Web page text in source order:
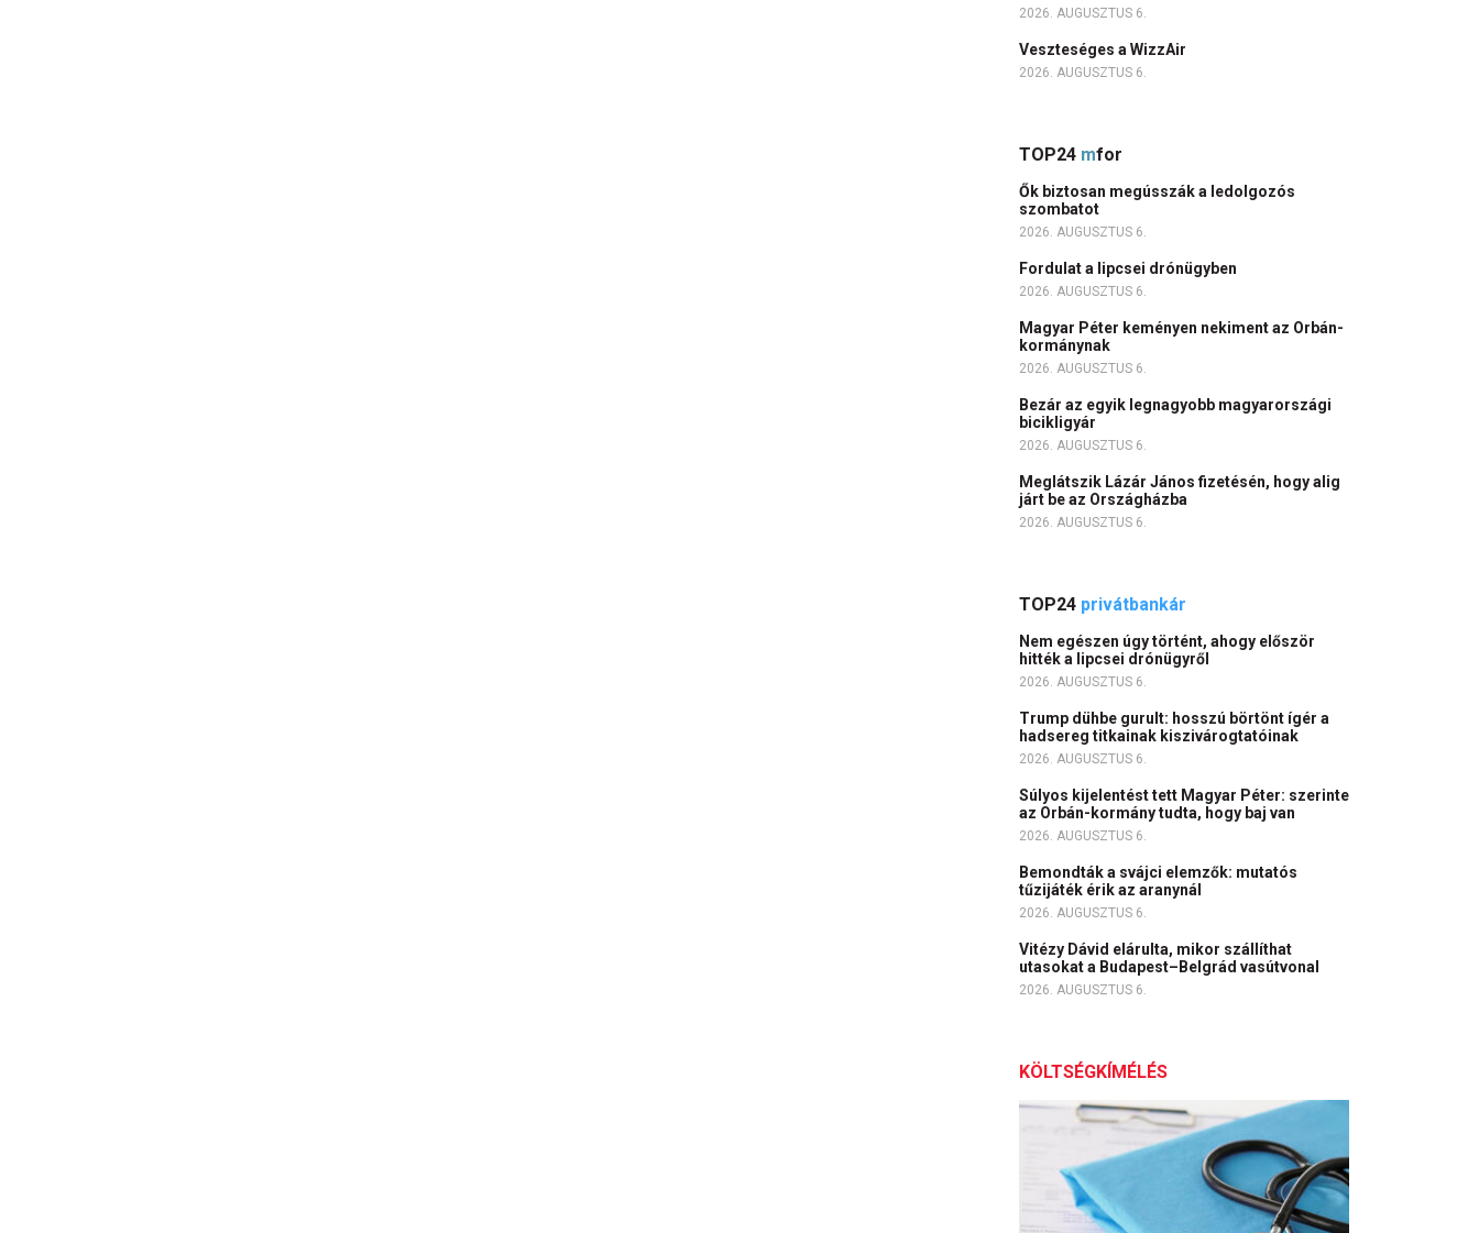
2026. AUGUSZTUS 6.
Veszteséges a WizzAir
2026. AUGUSZTUS 6.
TOP24 mfor
Ők biztosan megússzák a ledolgozós
szombatot
2026. AUGUSZTUS 6.
Fordulat a lipcsei drónügyben
2026. AUGUSZTUS 6.
Magyar Péter keményen nekiment az Orbán-
kormánynak
2026. AUGUSZTUS 6.
Bezár az egyik legnagyobb magyarországi
bicikligyár
2026. AUGUSZTUS 6.
Meglátszik Lázár János fizetésén, hogy alig
járt be az Országházba
2026. AUGUSZTUS 6.
TOP24 privátbankár
Nem egészen úgy történt, ahogy először
hitték a lipcsei drónügyről
2026. AUGUSZTUS 6.
Trump dühbe gurult: hosszú börtönt ígér a
hadsereg titkainak kiszivárogtatóinak
2026. AUGUSZTUS 6.
Súlyos kijelentést tett Magyar Péter: szerinte
az Orbán-kormány tudta, hogy baj van
2026. AUGUSZTUS 6.
Bemondták a svájci elemzők: mutatós
tűzijáték érik az aranynál
2026. AUGUSZTUS 6.
Vitézy Dávid elárulta, mikor szállíthat
utasokat a Budapest–Belgrád vasútvonal
2026. AUGUSZTUS 6.
KÖLTSÉGKÍMÉLÉS